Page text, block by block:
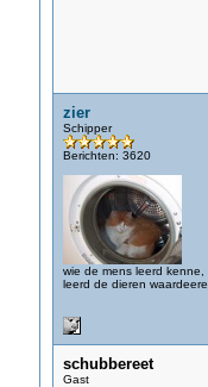
zier
Schipper
Berichten: 3620
wie de mens leerd kenne,
leerd de dieren waardeere
schubbereet
Gast